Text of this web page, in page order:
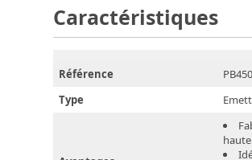
Caractéristiques
Référence
Type